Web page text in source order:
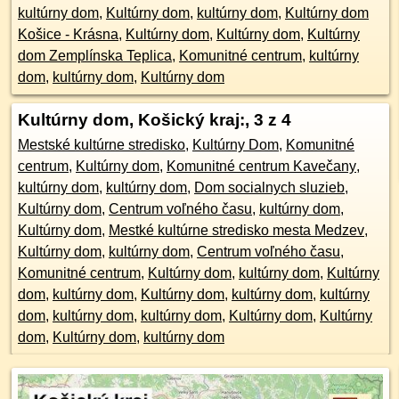
kultúrny dom, Kultúrny dom, kultúrny dom, Kultúrny dom
Košice - Krásna, Kultúrny dom, Kultúrny dom, Kultúrny
dom Zemplínska Teplica, Komunitné centrum, kultúrny
dom, kultúrny dom, Kultúrny dom
Kultúrny dom, Košický kraj:, 3 z 4
Mestské kultúrne stredisko, Kultúrny Dom, Komunitné
centrum, Kultúrny dom, Komunitné centrum Kavečany,
kultúrny dom, kultúrny dom, Dom socialnych sluzieb,
Kultúrny dom, Centrum voľného času, kultúrny dom,
Kultúrny dom, Mestké kultúrne stredisko mesta Medzev,
Kultúrny dom, kultúrny dom, Centrum voľného času,
Komunitné centrum, Kultúrny dom, kultúrny dom, Kultúrny
dom, kultúrny dom, Kultúrny dom, kultúrny dom, kultúrny
dom, kultúrny dom, kultúrny dom, Kultúrny dom, Kultúrny
dom, Kultúrny dom, kultúrny dom